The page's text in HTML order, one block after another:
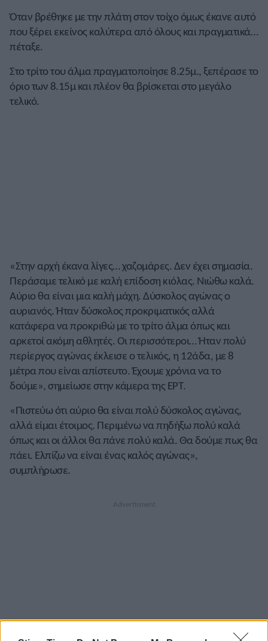
Όταν βρέθηκε με την πλάτη στον τοίχο όμως έκανε αυτό
που ξέρει εκείνος καλύτερα από όλους και πραγματικά…
πέταξε.
Στο τρίτο του άλμα πραγματοποίησε 8.25μ., ξεπέρασε το
όριο των 8.15μ και πλέον θα βρίσκεται στο μεγάλο
τελικό.
«Στην αρχή έκανα λίγες… χαζομάρες. Δεν έχει σημασία.
Περάσαμε τελικό με καλή επίδοση κιόλας. Νιώθω καλά.
Αύριο θα είναι μια καλή μάχη. Δύσκολος αγώνας ο
αυριανός. Ήταν δύσκολος προκριματικός αλλά
κατάφερα να προκριθώ με το τρίτο άλμα όπως και
αρκετοί ακόμη αθλητές. Οι περισσότεροι… Ήταν πολύ
περίεργος αγώνας έκλεισε ο τελικός, η 12άδα, με 8
μέτρα που είναι απίστευτο. Έχουμε χρόνια να το
δούμε», σημείωσε στην κάμερα της ΕΡΤ.
«Πιστεύω ότι αύριο θα είναι πολύ δύσκολος αγώνας,
αλλά είμαι έτοιμος. Περιμένω να πηδήξω πολύ καλά
όπως και οι άλλοι θα πάνε πολύ καλά. Θα δούμε πως θα
πάει. Ελπίζω να είναι ένας καλός αγώνας»,
συμπλήρωσε.